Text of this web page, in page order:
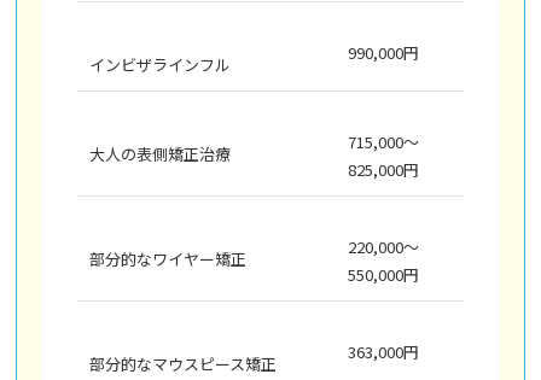
インビザラインフル
990,000円
大人の表側矯正治療
715,000～
825,000円
部分的なワイヤー矯正
220,000～
550,000円
部分的なマウスピース矯正
363,000円